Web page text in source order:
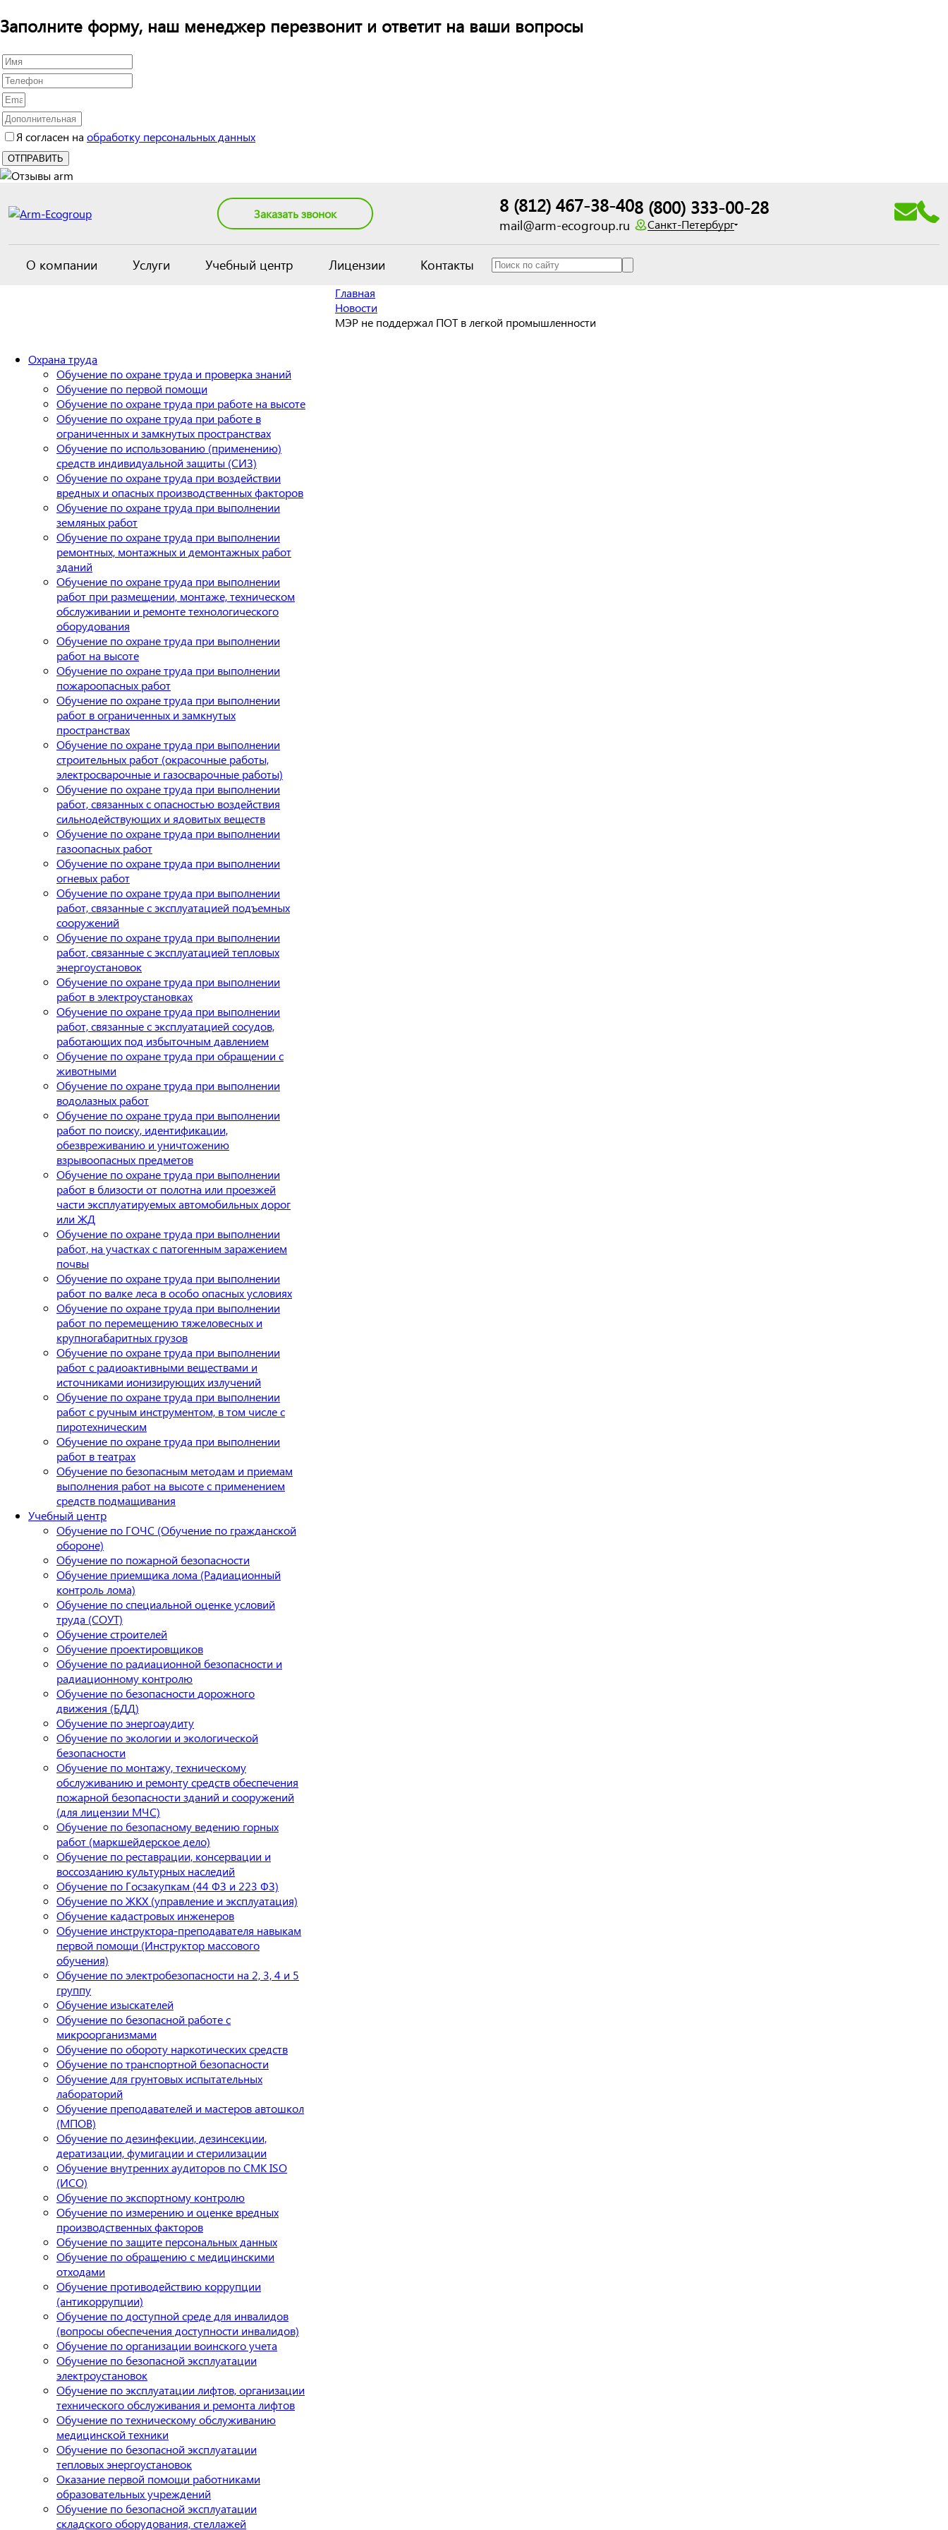
Заполните форму, наш менеджер перезвонит и ответит на ваши вопросы
Я согласен на обработку персональных данных
Заказать звонок 8 (812) 467-38-40
mail@arm-ecogroup.ru
8 (800) 333-00-28
Санкт-Петербург
О компании Услуги Учебный центр Лицензии Контакты
Главная
Новости
МЭР не поддержал ПОТ в легкой промышленности
Охрана труда
Обучение по охране труда и проверка знаний
Обучение по первой помощи
Обучение по охране труда при работе на высоте
Обучение по охране труда при работе в
ограниченных и замкнутых пространствах
Обучение по использованию (применению)
средств индивидуальной защиты (СИЗ)
Обучение по охране труда при воздействии
вредных и опасных производственных факторов
Обучение по охране труда при выполнении
земляных работ
Обучение по охране труда при выполнении
ремонтных, монтажных и демонтажных работ
зданий
Обучение по охране труда при выполнении
работ при размещении, монтаже, техническом
обслуживании и ремонте технологического
оборудования
Обучение по охране труда при выполнении
работ на высоте
Обучение по охране труда при выполнении
пожароопасных работ
Обучение по охране труда при выполнении
работ в ограниченных и замкнутых
пространствах
Обучение по охране труда при выполнении
строительных работ (окрасочные работы,
электросварочные и газосварочные работы)
Обучение по охране труда при выполнении
работ, связанных с опасностью воздействия
сильнодействующих и ядовитых веществ
Обучение по охране труда при выполнении
газоопасных работ
Обучение по охране труда при выполнении
огневых работ
Обучение по охране труда при выполнении
работ, связанные с эксплуатацией подъемных
сооружений
Обучение по охране труда при выполнении
работ, связанные с эксплуатацией тепловых
энергоустановок
Обучение по охране труда при выполнении
работ в электроустановках
Обучение по охране труда при выполнении
работ, связанные с эксплуатацией сосудов,
работающих под избыточным давлением
Обучение по охране труда при обращении с
животными
Обучение по охране труда при выполнении
водолазных работ
Обучение по охране труда при выполнении
работ по поиску, идентификации,
обезвреживанию и уничтожению
взрывоопасных предметов
Обучение по охране труда при выполнении
работ в близости от полотна или проезжей
части эксплуатируемых автомобильных дорог
или ЖД
Обучение по охране труда при выполнении
работ, на участках с патогенным заражением
почвы
Обучение по охране труда при выполнении
работ по валке леса в особо опасных условиях
Обучение по охране труда при выполнении
работ по перемещению тяжеловесных и
крупногабаритных грузов
Обучение по охране труда при выполнении
работ с радиоактивными веществами и
источниками ионизирующих излучений
Обучение по охране труда при выполнении
работ с ручным инструментом, в том числе с
пиротехническим
Обучение по охране труда при выполнении
работ в театрах
Обучение по безопасным методам и приемам
выполнения работ на высоте с применением
средств подмащивания
Учебный центр
Обучение по ГОЧС (Обучение по гражданской
обороне)
Обучение по пожарной безопасности
Обучение приемщика лома (Радиационный
контроль лома)
Обучение по специальной оценке условий
труда (СОУТ)
Обучение строителей
Обучение проектировщиков
Обучение по радиационной безопасности и
радиационному контролю
Обучение по безопасности дорожного
движения (БДД)
Обучение по энергоаудиту
Обучение по экологии и экологической
безопасности
Обучение по монтажу, техническому
обслуживанию и ремонту средств обеспечения
пожарной безопасности зданий и сооружений
(для лицензии МЧС)
Обучение по безопасному ведению горных
работ (маркшейдерское дело)
Обучение по реставрации, консервации и
воссозданию культурных наследий
Обучение по Госзакупкам (44 ФЗ и 223 ФЗ)
Обучение по ЖКХ (управление и эксплуатация)
Обучение кадастровых инженеров
Обучение инструктора-преподавателя навыкам
первой помощи (Инструктор массового
обучения)
Обучение по электробезопасности на 2, 3, 4 и 5
группу
Обучение изыскателей
Обучение по безопасной работе с
микроорганизмами
Обучение по обороту наркотических средств
Обучение по транспортной безопасности
Обучение для грунтовых испытательных
лабораторий
Обучение преподавателей и мастеров автошкол
(МПОВ)
Обучение по дезинфекции, дезинсекции,
дератизации, фумигации и стерилизации
Обучение внутренних аудиторов по СМК ISO
(ИСО)
Обучение по экспортному контролю
Обучение по измерению и оценке вредных
производственных факторов
Обучение по защите персональных данных
Обучение по обращению с медицинскими
отходами
Обучение противодействию коррупции
(антикоррупции)
Обучение по доступной среде для инвалидов
(вопросы обеспечения доступности инвалидов)
Обучение по организации воинского учета
Обучение по безопасной эксплуатации
электроустановок
Обучение по эксплуатации лифтов, организации
технического обслуживания и ремонта лифтов
Обучение по техническому обслуживанию
медицинской техники
Обучение по безопасной эксплуатации
тепловых энергоустановок
Оказание первой помощи работниками
образовательных учреждений
Обучение по безопасной эксплуатации
складского оборудования, стеллажей